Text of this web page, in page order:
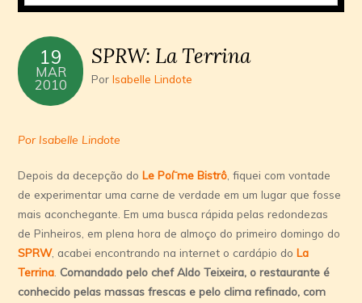
19
MAR
2010
SPRW: La Terrina
PorIsabelle Lindote
Por Isabelle Lindote
Depois da decepção doLe Poí¨me Bistrô , fiquei com vontade
de experimentar uma carne de verdade em um lugar que fosse
mais aconchegante. Em uma busca rápida pelas redondezas
de Pinheiros, em plena hora de almoço do primeiro domingo do
SPRW, acabei encontrando na internet o cardápio doLa
Terrina .Comandado pelo chef Aldo Teixeira, o restaurante é
conhecido pelas massas frescas e pelo clima refinado, com